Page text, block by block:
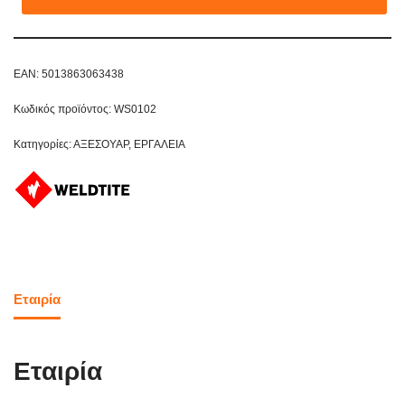
EAN: 5013863063438
Κωδικός προϊόντος: WS0102
Κατηγορίες:ΑΞΕΣΟΥΑΡ, ΕΡΓΑΛΕΙΑ
Εταιρία
Εταιρία